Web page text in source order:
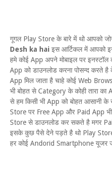
गूगल Play Store के बारे में थो आपको
Desh ka hai इस आर्टिकल में आपको
हमे कोई App अपने मोबाइल पर इनस्टॉल
App को डाउनलोड करना पोसन्द करते है
App मिल जाता है चाहे कोई Web
भी बोहत से Category के कोही तारा
से हम किसी भी App को बोहत आसानी
Store पर Free App और Paid App
Store से डाउनलोड कर सकते है मगर
इसके कुछ पैसे देने पड़ते है थो Play
हर कोई Andorid Smartphone यूजर